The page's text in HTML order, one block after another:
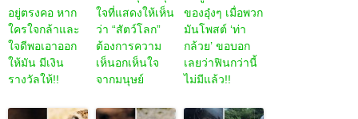
อยู่ตรงคอ หาก
ใครใจกล้าและ
ใจดีพอเอาออก
ให้มัน มีเงิน
รางวัลให้!!
ใจที่แสดงให้เห็น
ว่า “สัตว์โลก”
ต้องการความ
เห็นอกเห็นใจ
จากมนุษย์
ของอุ๋งๆ เมื่อพวก
มันโพสต์ ‘ท่า
กล้วย’ ขอบอก
เลยว่าฟินกว่านี้
ไม่มีแล้ว!!